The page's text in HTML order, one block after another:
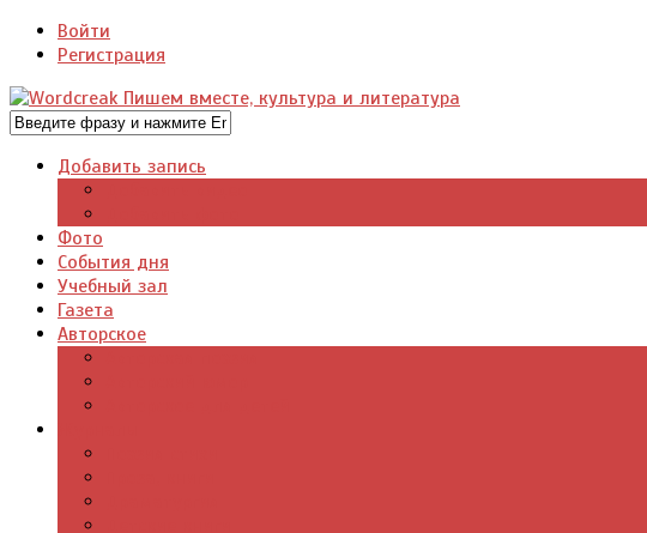
Войти
Регистрация
Добавить запись
Фото
События дня
Учебный зал
Газета
Авторское